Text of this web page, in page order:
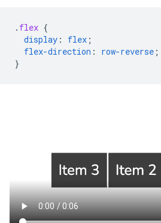
. flex {
display : flex ;
flex-direction : row-reverse ;
}